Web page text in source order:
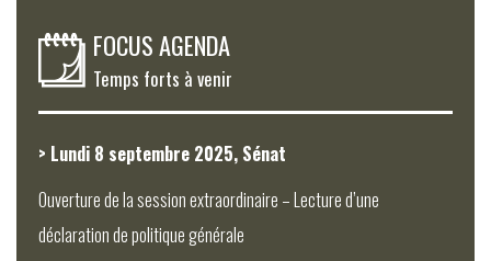
FOCUS AGENDA
Temps forts à venir
> Lundi 8 septembre 2025, Sénat
Ouverture de la session extraordinaire – Lecture d’une
déclaration de politique générale